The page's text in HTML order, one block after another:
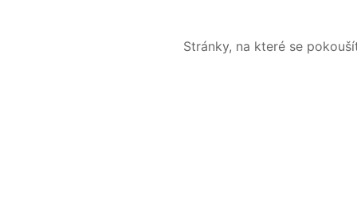
Stránky, na které se